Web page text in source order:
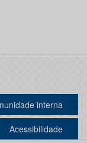
interna
Acessibilidade